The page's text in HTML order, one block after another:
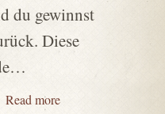
du gewinnst
Diese
Read more